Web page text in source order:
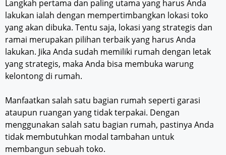
Langkah pertama dan paling utama yang harus Anda
lakukan ialah dengan mempertimbangkan lokasi toko
yang akan dibuka. Tentu saja, lokasi yang strategis dan
ramai merupakan pilihan terbaik yang harus Anda
lakukan. Jika Anda sudah memiliki rumah dengan letak
yang strategis, maka Anda bisa membuka warung
kelontong di rumah.
Manfaatkan salah satu bagian rumah seperti garasi
ataupun ruangan yang tidak terpakai. Dengan
menggunakan salah satu bagian rumah, pastinya Anda
tidak membutuhkan modal tambahan untuk
membangun sebuah toko.